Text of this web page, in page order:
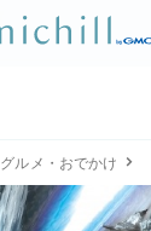
グルメ・おでかけ